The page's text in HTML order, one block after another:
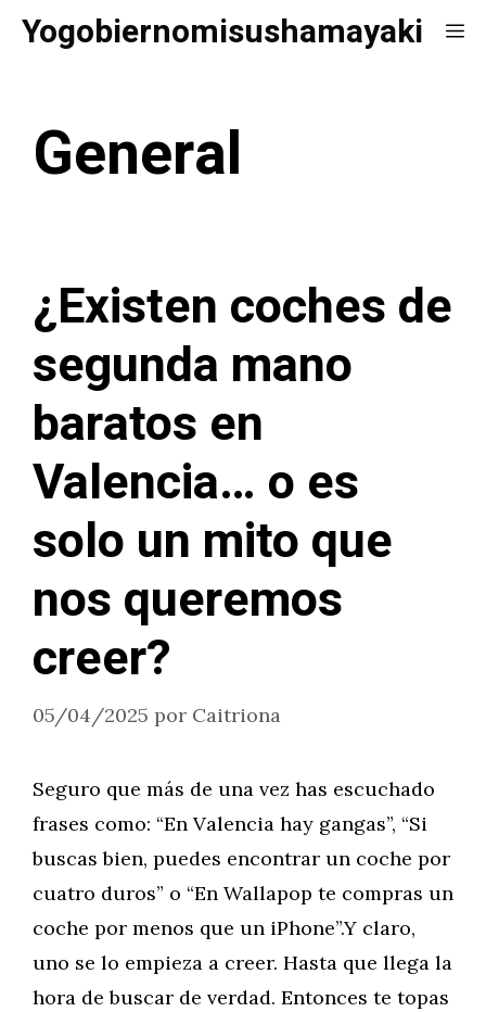
SaltarYogobiernomisushamayaki
General
¿Existen coches de
segunda mano
baratos en
Valencia… o es
solo un mito que
nos queremos
creer?
05/04/2025 por Caitriona
Seguro que más de una vez has escuchado
frases como: “En Valencia hay gangas”, “Si
buscas bien, puedes encontrar un coche por
cuatro duros” o “En Wallapop te compras un
coche por menos que un iPhone”.Y claro,
uno se lo empieza a creer. Hasta que llega la
hora de buscar de verdad. Entonces te topas